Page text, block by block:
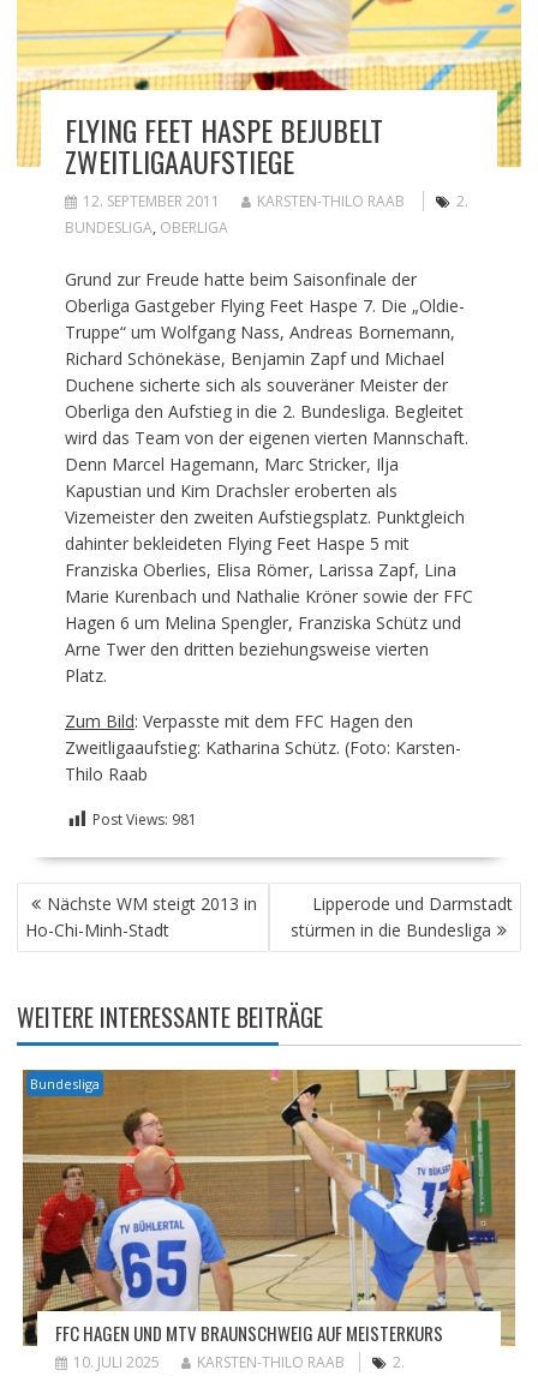
FLYING FEET HASPE BEJUBELT
ZWEITLIGAAUFSTIEGE
12. SEPTEMBER 2011 KARSTEN-THILO RAAB
2.
BUNDESLIGA, OBERLIGA
Grund zur Freude hatte beim Saisonfinale der
Oberliga Gastgeber Flying Feet Haspe 7. Die „Oldie-
Truppe“ um Wolfgang Nass, Andreas Bornemann,
Richard Schönekäse, Benjamin Zapf und Michael
Duchene sicherte sich als souveräner Meister der
Oberliga den Aufstieg in die 2. Bundesliga. Begleitet
wird das Team von der eigenen vierten Mannschaft.
Denn Marcel Hagemann, Marc Stricker, Ilja
Kapustian und Kim Drachsler eroberten als
Vizemeister den zweiten Aufstiegsplatz. Punktgleich
dahinter bekleideten Flying Feet Haspe 5 mit
Franziska Oberlies, Elisa Römer, Larissa Zapf, Lina
Marie Kurenbach und Nathalie Kröner sowie der FFC
Hagen 6 um Melina Spengler, Franziska Schütz und
Arne Twer den dritten beziehungsweise vierten
Platz.
Zum Bild: Verpasste mit dem FFC Hagen den
Zweitligaaufstieg: Katharina Schütz. (Foto: Karsten-
Thilo Raab
Post Views: 981
BEITRAGSNAVIGATION
Nächste WM steigt 2013 in
Ho-Chi-Minh-Stadt
Lipperode und Darmstadt
stürmen in die Bundesliga
WEITERE INTERESSANTE BEITRÄGE
Bundesliga
FFC HAGEN UND MTV BRAUNSCHWEIG AUF MEISTERKURS
10. JULI 2025 KARSTEN-THILO RAAB
2.